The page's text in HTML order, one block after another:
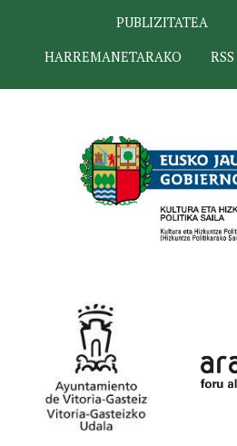
PUBLIZITATEA
HARREMANETARAKO
RSS